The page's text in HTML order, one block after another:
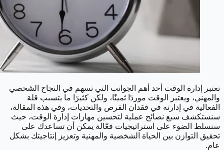
تعتبر إدارة الوقت أحد أهم الجوانب التي تسهم في النجاح الشخصي
والمهني، ويعتبر الوقت موردًا ثمينًا، ولكن كثيرًا ما يتسبب قلة
الفعالية في إدارته في فقدان الفرص والتحديات، وفي هذه المقالة،
سنستكشف سبع نصائح عملية لتحسين مهارات إدارة الوقت، حيث
سنسلط الضوء على استراتيجيات فعّالة يمكن أن تساعدك على
تحقيق التوازن بين الحياة الشخصية والمهنية وتعزيز إنتاجيتك بشكل
عام.